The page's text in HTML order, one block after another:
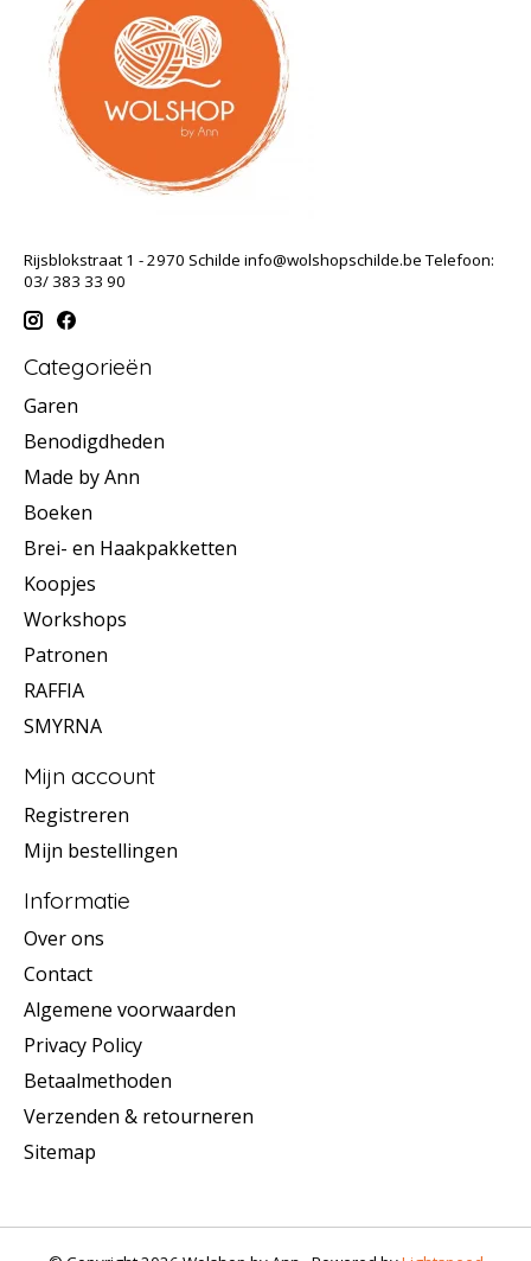
Rijsblokstraat 1 - 2970 Schilde info@wolshopschilde.beTelefoon:
03/ 383 33 90
Categorieën
Garen
Benodigdheden
Made by Ann
Boeken
Brei- en Haakpakketten
Koopjes
Workshops
Patronen
RAFFIA
SMYRNA
Mijn account
Registreren
Mijn bestellingen
Informatie
Over ons
Contact
Algemene voorwaarden
Privacy Policy
Betaalmethoden
Verzenden & retourneren
Sitemap